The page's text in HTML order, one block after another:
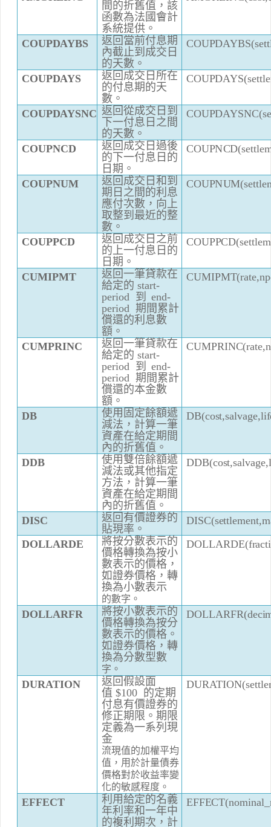
間 的折舊值 ， 該
函數為法國會計
系統提供。
COUPDAYBS
返回當前付息期
內截止到成交日
的天數。
COUPDAYBS(sett
COUPDAYS
返回成交日所在
的付息期的天
數。
COUPDAYS(settle
COUPDAYSNC 返回從成交日到
下一付息日之 間
的天數。
COUPDAYSNC(s
COUPNCD 返回成交日 過後
的下一付息日的
日期。
COUPNCD(settle
COUPNUM
返回成交日和到
期日之 間 的利息
應付次數，向上
取整到最近的整
數。
COUPNUM(settle
COUPPCD
返回成交日之前
的上一付息日的
日期。
COUPPCD(settlem
CUMIPMT 返回一筆貸款在
給定的 start-
period 到 end-
period 期 間 累計
償還的利息數
額 。
CUMIPMT(rate,np
CUMPRINC 返回一筆貸款在
給定的 start-
period 到 end-
period 期 間 累計
償還的本金數
額 。
CUMPRINC(rate
DB 使用固定餘額遞
減法， 計算一筆
資產在給定期 間
內 的折舊值 。
DB(cost,salvage,lif
DDB 使用雙倍餘額遞
減法或其他指定
方法， 計算一筆
資產在給定期 間
內 的折舊值 。
DDB(cost,salvage
DISC 返回有價證券的
貼現率。
DISC(settlement,m
DOLLARDE 將按分數表示的
價格轉換為按小
數表示的價格，
如證券價格， 轉
換為小數表示
的數字。
DOLLARDE(fract
DOLLARFR 將按小數表示的
價格轉換為按分
數表示的價格。
如證券價格， 轉
換為分數型數
字。
DOLLARFR(deci
DURATION 返回假設面
值 $100 的定期
付息有價證券的
修正期限。 期 限
定義為一系列 現
金
流現值的加權平均
值 ，用於計量債券
價格對於收益率變
化的敏感程度。
DURATION(settle
EFFECT 利用給定的名義
年利率和一年中
的複利期次， 計
EFFECT(nominal_